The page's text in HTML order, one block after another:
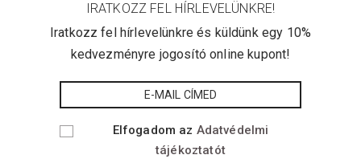
IRATKOZZ FEL HÍRLEVELÜNKRE!
Iratkozz fel hírlevelünkre és küldünk egy 10%
kedvezményre jogosító online kupont!
Elfogadom az Adatvédelmi
tájékoztatót